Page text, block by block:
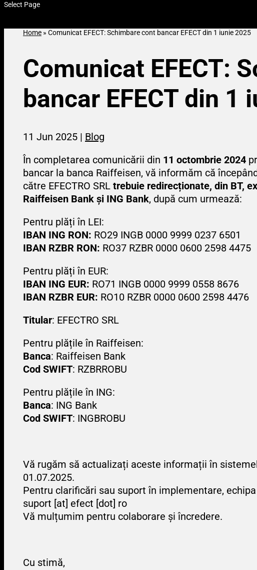
Select Page
Home » Comunicat EFECT: Schimbare cont bancar EFECT din 1 iunie 2025
Comunicat EFECT:
bancar EFECT din 1
11 Jun 2025 | Blog
În completarea comunicării din 11 octombrie 2024
bancar la banca Raiffeisen, vă informăm că
către EFECTRO SRL trebuie redirecționate, din BT,
Raiffeisen Bank și ING Bank, după cum urmează:
Pentru plăți în LEI:
IBAN ING RON: RO29 INGB 0000 9999 0237 6501
IBAN RZBR RON: RO37 RZBR 0000 0600 2598 4475
Pentru plăți în EUR:
IBAN ING EUR: RO71 INGB 0000 9999 0558 8676
IBAN RZBR EUR: RO10 RZBR 0000 0600 2598 4476
Titular: EFECTRO SRL
Pentru plățile în Raiffeisen:
Banca: Raiffeisen Bank
Cod SWIFT: RZBRROBU
Pentru plățile în ING:
Banca: ING Bank
Cod SWIFT: INGBROBU
Vă rugăm să actualizați aceste informații în
01.07.2025.
Pentru clarificări sau suport în implementare,
suport [at] efect [dot] ro
Vă mulțumim pentru colaborare și încredere.
Cu stimă,